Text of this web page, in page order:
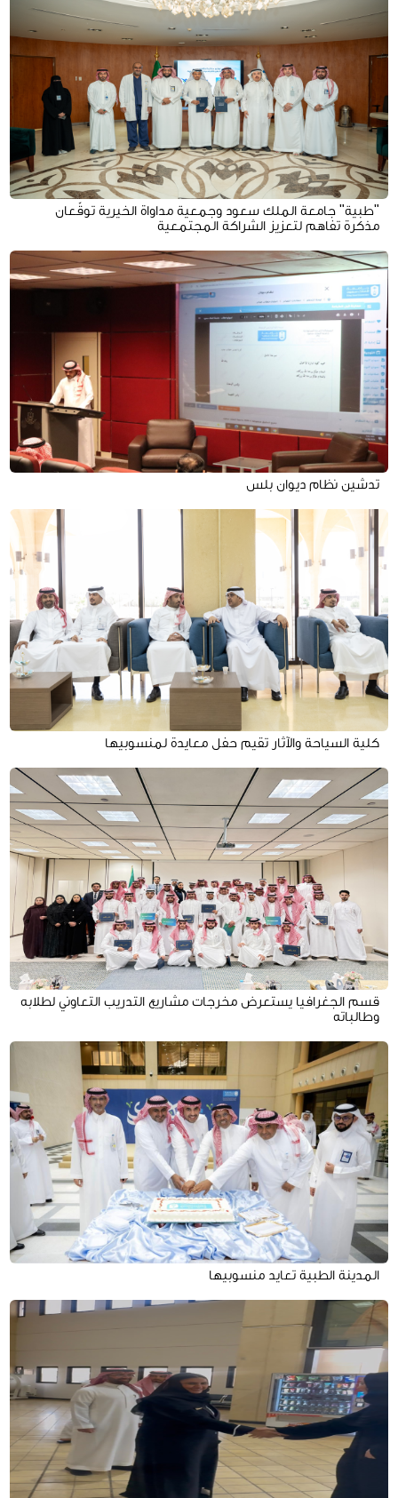
"طبية" جامعة الملك سعود وجمعية مداواة الخيرية توقّعان
مذكرة تفاهم لتعزيز الشراكة المجتمعية
تدشين نظام ديوان بلس
كلية السياحة والآثار تقيم حفل معايدة لمنسوبيها
قسم الجغرافيا يستعرض مخرجات مشاريع التدريب التعاوني لطلابه
وطالباته
المدينة الطبية تعايد منسوبيها